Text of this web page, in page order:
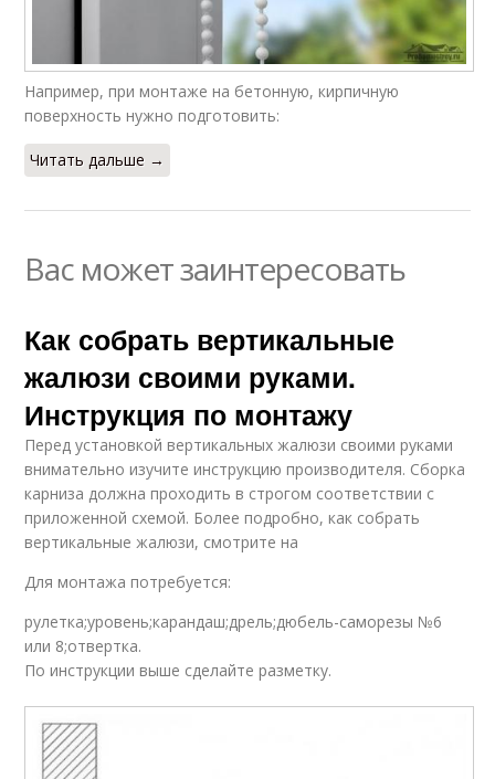
Например, при монтаже на бетонную, кирпичную
поверхность нужно подготовить:
Читать дальше →
Вас может заинтересовать
Как собрать вертикальные
жалюзи своими руками.
Инструкция по монтажу
Перед установкой вертикальных жалюзи своими руками
внимательно изучите инструкцию производителя. Сборка
карниза должна проходить в строгом соответствии с
приложенной схемой. Более подробно, как собрать
вертикальные жалюзи, смотрите на
Для монтажа потребуется:
рулетка;уровень;карандаш;дрель;дюбель-саморезы №6
или 8;отвертка.
По инструкции выше сделайте разметку.